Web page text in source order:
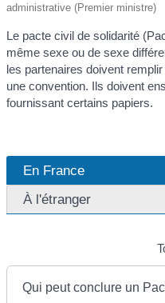
administrative (Premier ministre)
Le pacte civil de solidarité
même sexe ou de sexe
les partenaires doivent
une convention. Ils doivent
fournissant certains papiers.
En France
À l'étranger
Qui peut conclure un